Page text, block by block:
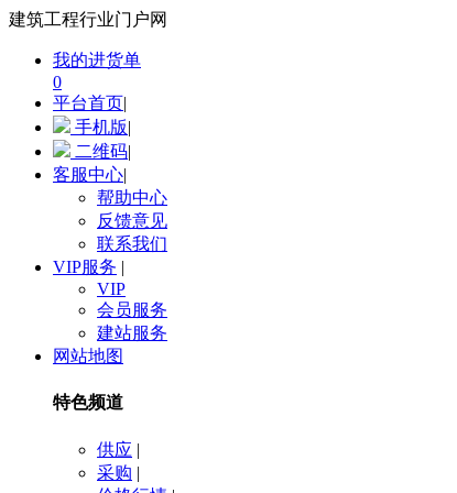
建筑工程行业门户网
我的进货单
0
平台首页|
手机版|
二维码|
客服中心|
帮助中心
反馈意见
联系我们
VIP服务 |
VIP
会员服务
建站服务
网站地图
特色频道
供应 |
采购 |